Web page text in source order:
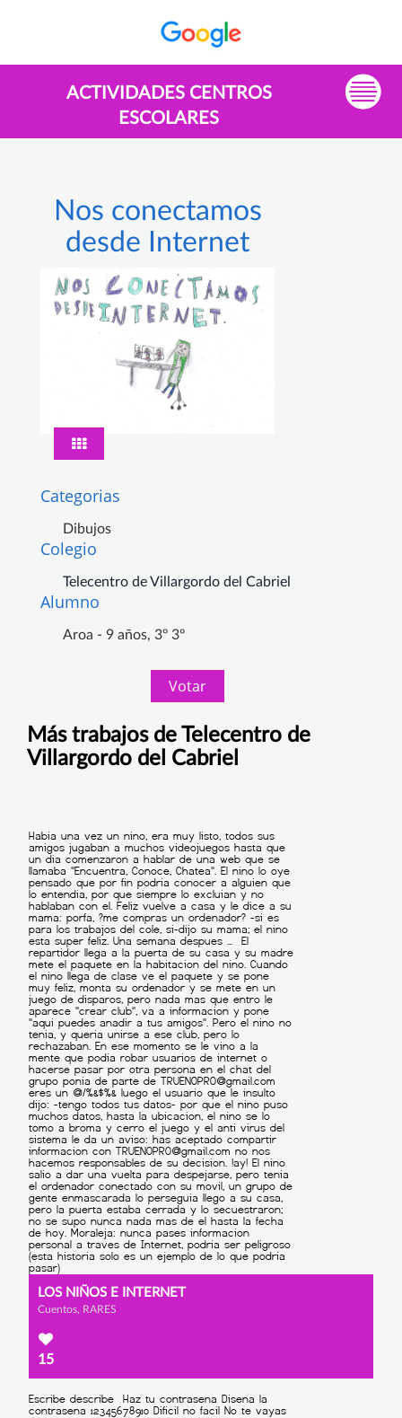
ACTIVIDADES CENTROS
ESCOLARES
Nos conectamos
desde Internet
Categorias
Dibujos
Colegio
Telecentro de Villargordo del Cabriel
Alumno
Aroa - 9 años, 3º 3º
Votar
Más trabajos de Telecentro de
Villargordo del Cabriel
LOS NIÑOS E INTERNET
Cuentos, RARES
15